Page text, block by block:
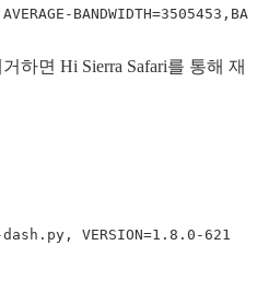
하면 Hi Sierra Safari를 통해 재
VERSION=1.8.0-621